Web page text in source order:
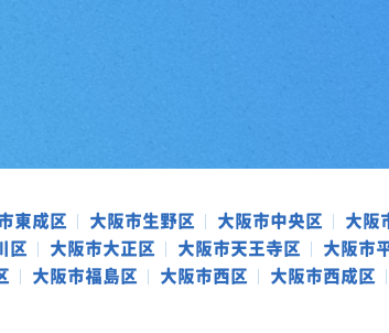
東成区 大阪市生野区 大阪市中央区
大阪
区 大阪市大正区 大阪市天王寺区
大阪市
大阪市福島区 大阪市西区 大阪市西成区